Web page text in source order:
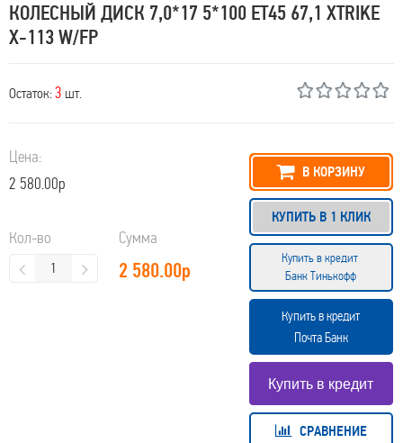
КОЛЕСНЫЙ ДИСК 7,0*17 5*100 ET45 67,1 XTRIKE
X-113 W/FP
Остаток: 3 шт.
Цена:
2 580.00р
Кол-во Сумма
2 580.00р
В КОРЗИНУ
КУПИТЬ В 1 КЛИК
Купить в кредит
Банк Тинькофф
Купить в кредит
Почта Банк
СРАВНЕНИЕ